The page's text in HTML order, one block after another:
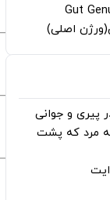
اصلی)
پیری و جوانی
به مرد که پشت